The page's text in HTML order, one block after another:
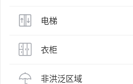
电梯
衣柜
非洪泛区域